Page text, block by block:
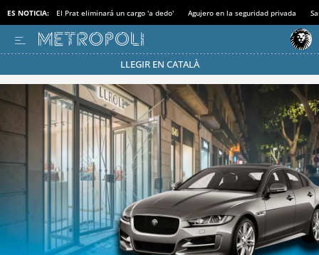
ES NOTICIA: El Prat eliminará un cargo 'a dedo' Agujero en la seguridad privada
LLEGIR EN CATALÀ
Pásate al MODO AHORRO